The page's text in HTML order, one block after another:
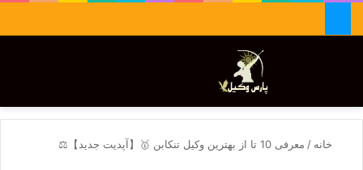
تغییر پوسته
خانه / معرفی 10 تا از بهترین وکیل تنکابن 🥇【آپدیت جدید】⚖️